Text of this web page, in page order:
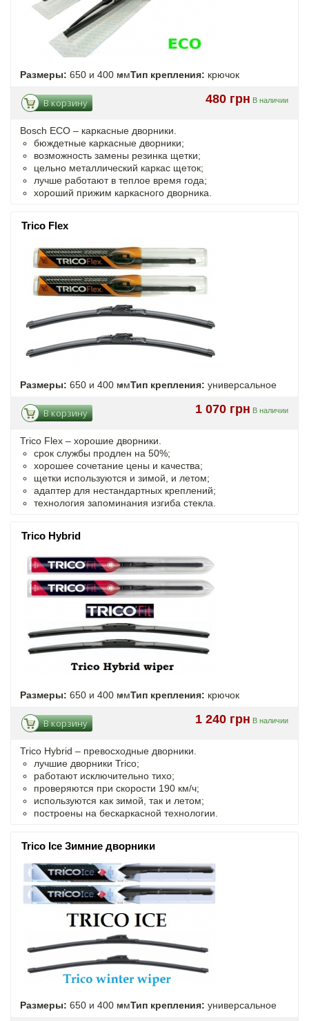
Размеры: 650 и 400 ммТип крепления: крючок
480 грн В наличии
В корзину
Bosch ECO – каркасные дворники.
бюждетные каркасные дворники;
возможность замены резинка щетки;
цельно металлический каркас щеток;
лучше работают в теплое время года;
хороший прижим каркасного дворника.
Trico Flex
Размеры: 650 и 400 ммТип крепления: универсальное
1 070 грн В наличии
В корзину
Trico Flex – хорошие дворники.
срок службы продлен на 50%;
хорошее сочетание цены и качества;
щетки используются и зимой, и летом;
адаптер для нестандартных креплений;
технология запоминания изгиба стекла.
Trico Hybrid
Размеры: 650 и 400 ммТип крепления: крючок
1 240 грн В наличии
В корзину
Trico Hybrid – превосходные дворники.
лучшие дворники Trico;
работают исключительно тихо;
проверяются при скорости 190 км/ч;
используются как зимой, так и летом;
построены на бескаркасной технологии.
Trico Ice Зимние дворники
Размеры: 650 и 400 ммТип крепления: универсальное